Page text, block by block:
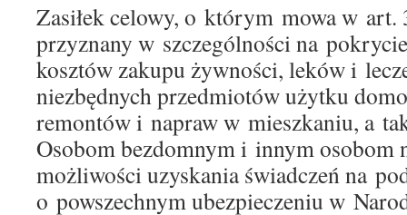
Zasiłek celowy, o którym mowa w art.
przyznany w szczególności na
kosztów zakupu żywności, leków i
niezbędnych przedmiotów użytku
remontów i napraw w mieszkaniu, a
Osobom bezdomnym i innym osobom
możliwości uzyskania świadczeń na
o powszechnym ubezpieczeniu w